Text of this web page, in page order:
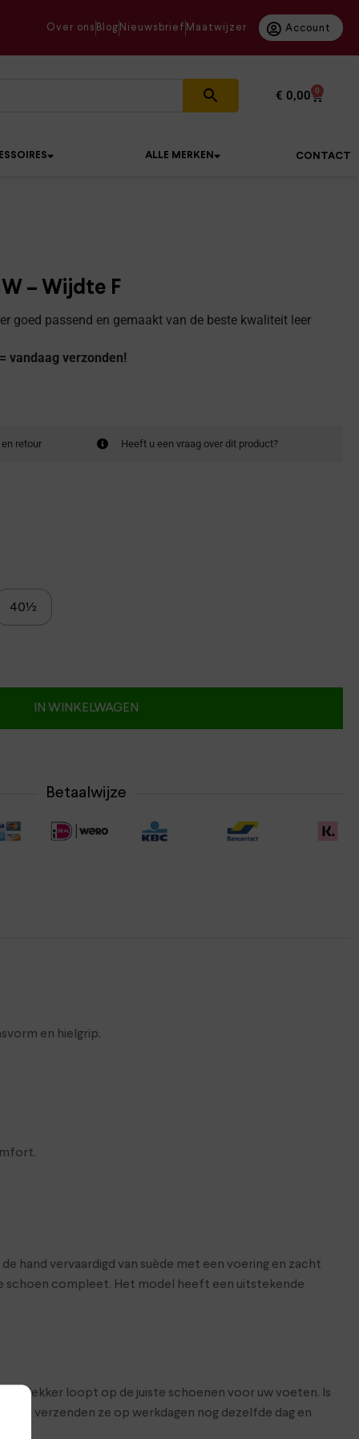
Over ons Blog Nieuwsbrief Maatwijzer Account
€ 0,00 0
ALLE MERKEN CONTACT
– Wijdte F
goed passend en gemaakt van de beste kwaliteit leer
vandaag verzonden!
retour Heeft u een vraag over dit product?
40½
IN WINKELWAGEN
Betaalwijze
en hielgrip.
hand vervaardigd van suède met een voering en zacht
compleet. Het model heeft een uitstekende
je lekker loopt op de juiste schoenen voor uw voeten. Is
Wij verzenden ze op werkdagen nog dezelfde dag en